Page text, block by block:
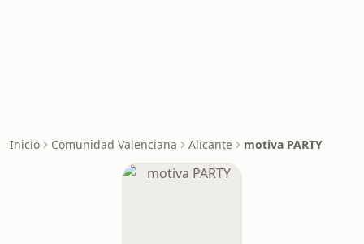
Inicio Comunidad Valenciana Alicante motiva PARTY